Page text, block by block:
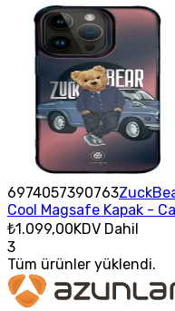
6974057390763
Cool Magsafe Kapak -
₺1.099,00KDV Dahil
3
Tüm ürünler yüklendi.